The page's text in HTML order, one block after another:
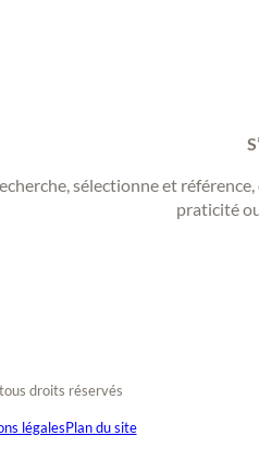
sélectionne et
praticité
droits réservés
légalesPlan du site